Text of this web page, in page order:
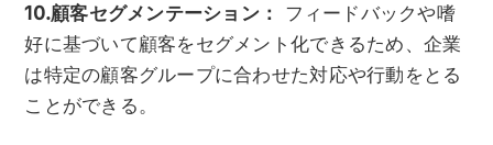
10.顧客セグメンテーション： フィードバックや嗜
好に基づいて顧客をセグメント化できるため、企業
は特定の顧客グループに合わせた対応や行動をとる
ことができる。